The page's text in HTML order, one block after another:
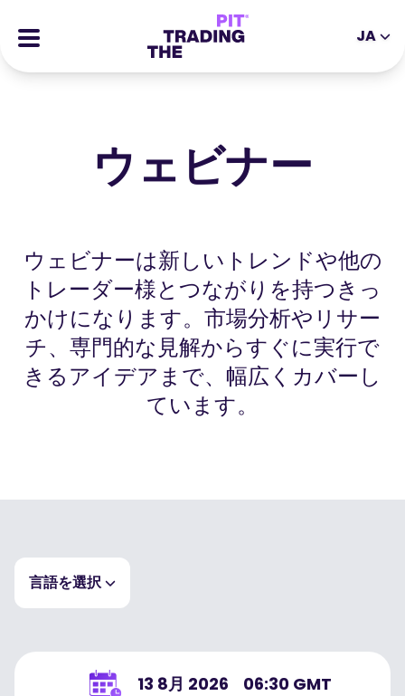
取引資料
学習リソース
ブログ記事
eBooks
ウェビナー
取引時間および休場情報
当社について
よくある質問
アフィリエイト
JA
DE
ES
IT
ウェビナー
ウェビナーは新しいトレンドや他の
トレーダー様とつながりを持つきっ
かけになります。市場分析やリサー
チ、専門的な見解からすぐに実行で
きるアイデアまで、幅広くカバーし
ています。
言語を選択
13 8月 2026 06:30 GMT